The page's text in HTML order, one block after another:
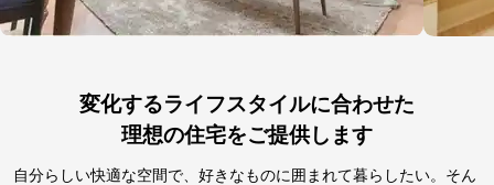
変化するライフスタイルに合わせた
理想の住宅をご提供します
自分らしい快適な空間で、好きなものに囲まれて暮らしたい。そん